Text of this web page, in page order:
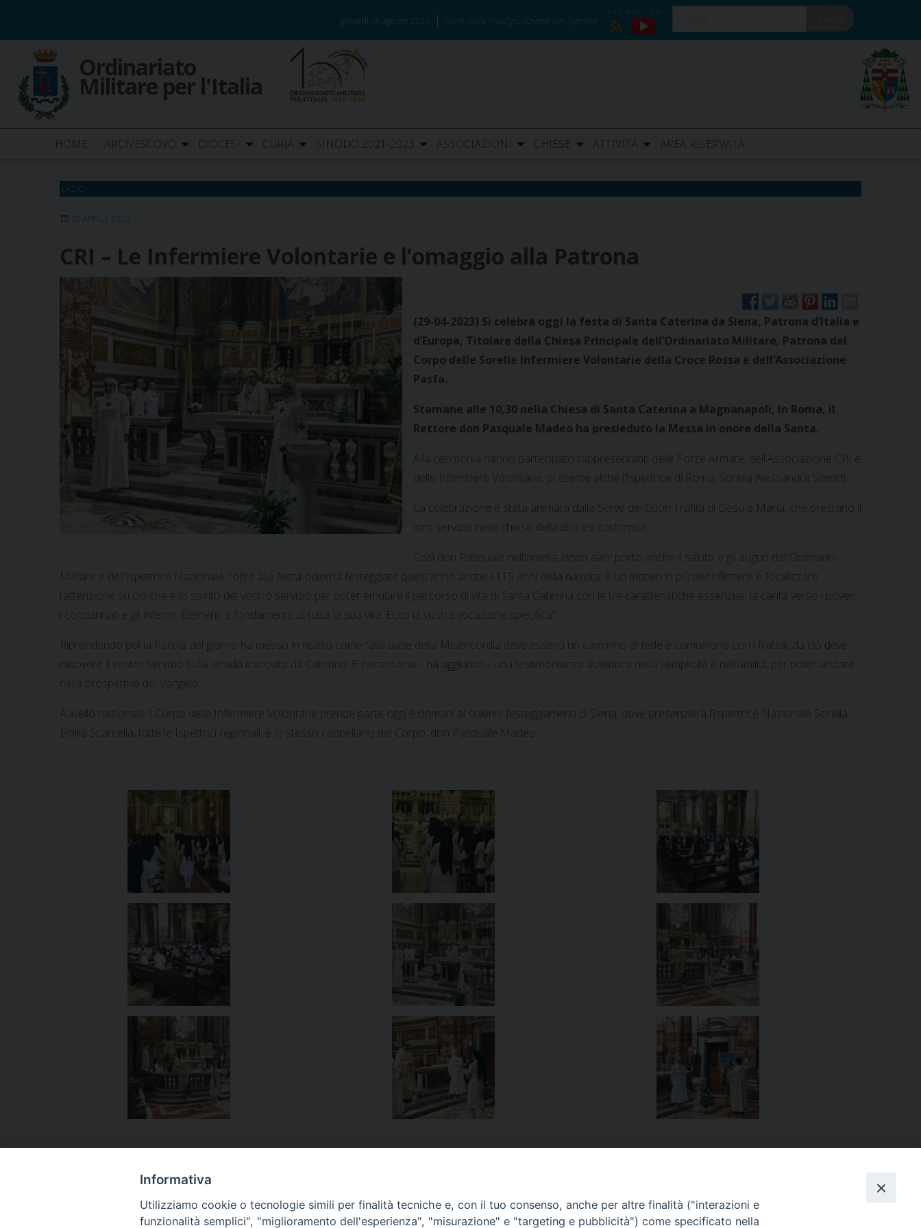
content
giovedì 06 agosto 2026 Festa della Trasfigurazione del Signore
RSS
YouTube
Ordinariato
Militare per l'Italia
HOME ARCIVESCOVO DIOCESI CURIA SINODO 2021-2023 ASSOCIAZIONI CHIESE ATTIVITÀ AREA RISERVATA
LAZIO
29 APRILE 2023
CRI – Le Infermiere Volontarie e l’omaggio alla Patrona
(29-04-2023) Si celebra oggi la festa di Santa Caterina da Siena, Patrona d’Italia e
d’Europa, Titolare della Chiesa Principale dell’Ordinariato Militare, Patrona del
Corpo delle Sorelle Infermiere Volontarie della Croce Rossa e dell’Associazione
Pasfa.
Stamane alle 10,30 nella Chiesa di Santa Caterina a Magnanapoli, in Roma, il
Rettore don Pasquale Madeo ha presieduto la Messa in onore della Santa.
Alla cerimonia hanno partecipato rappresentanti delle Forze Armate, dell’Associazione CRI e
delle Infermiere Volontarie, presente alche l’Ispettrice di Roma, Sorella Alessandra Simotti.
La celebrazione è stata animata dalle Serve dei Cuori Trafitti di Gesù e Maria, che prestano il
loro servizio nelle chiese della diocesi castrense.
Così don Pasquale nell’omelia, dopo aver porto anche il saluto e gli auguri dell’Ordinario
Militare e dell’Ispettrice Nazionale: “oltre alla festa odierna festeggiate quest’anno anche i 115 anni della nascita; è un motivo in più per riflettere e focalizzare
l’attenzione su ciò che è lo spirito del vostro servizio per poter emulare il percorso di vita di Santa Caterina con le tre caratteristiche essenziali: la carità verso i poveri,
i condannati e gli infermi. Elementi a fondamento di tutta la sua vita. Ecco la vostra vocazione specifica”.
Riprendendo poi la Parola del giorno ha messo in risalto come “alla base della Misericordia deve esserci un cammino di fede e comunione con i fratelli, da ciò deve
muovere il vostro servizio sulla strada tracciata da Caterina. E’ necessaria – ha aggiunto – una testimonianza autentica nella semplicità e nell’umiltà, per poter andare
nella prospettiva del Vangelo”.
A livello nazionale il Corpo delle Infermiere Volontarie prende parte oggi e domani ai solenni festeggiamenti di Siena, dove presenzierà l’Ispettrice Nazionale Sorella
Emilia Scarcella, tutte le Ispettrici regionali, e lo stesso cappellano del Corpo, don Pasquale Madeo.
Informativa
Utilizziamo cookie o tecnologie simili per finalità tecniche e, con il tuo consenso, anche per altre finalità ("interazioni e
funzionalità semplici", "miglioramento dell'esperienza", "misurazione" e "targeting e pubblicità") come specificato nella